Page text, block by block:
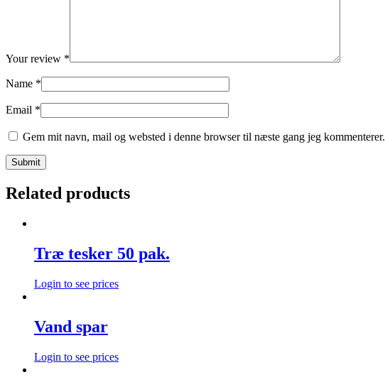
Your review *
Name *
Email *
Gem mit navn, mail og websted i denne browser til næste gang jeg kommenterer.
Related products
Træ tesker 50 pak.
Login to see prices
Vand spar
Login to see prices